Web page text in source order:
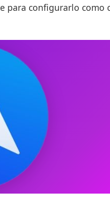
para configurarlo como